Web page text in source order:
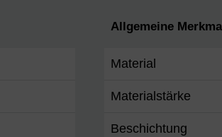
Allgemeine
Material
Materialstärke
Beschichtung